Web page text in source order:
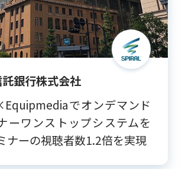
銀行株式会社
でオンデマンド
ーワンストップシステムを
ナーの視聴者数1.2倍を実現